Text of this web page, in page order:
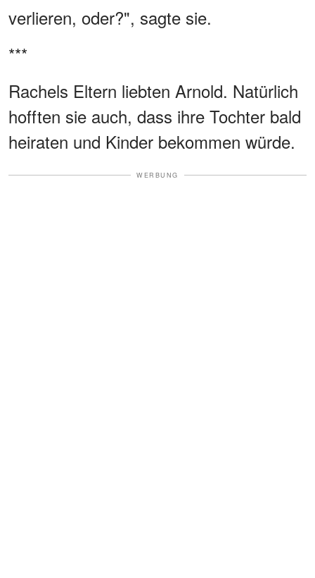
verlieren, oder?", sagte sie.
***
Rachels Eltern liebten Arnold. Natürlich
hofften sie auch, dass ihre Tochter bald
heiraten und Kinder bekommen würde.
WERBUNG